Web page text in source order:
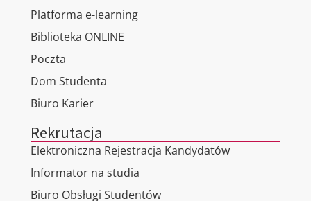
Platforma e-learning
Biblioteka ONLINE
Poczta
Dom Studenta
Biuro Karier
Rekrutacja
Elektroniczna Rejestracja Kandydatów
Informator na studia
Biuro Obsługi Studentów